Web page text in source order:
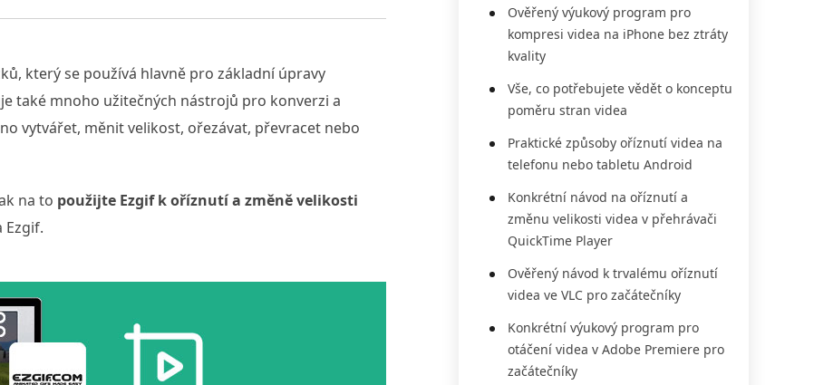
který se používá hlavně pro základní úpravy
také mnoho užitečných nástrojů pro konverzi a
vytvářet, měnit velikost, ořezávat, převracet nebo
na to použijte Ezgif k oříznutí a změně velikosti
Ezgif.
Ověřený výukový program pro
kompresi videa na iPhone bez ztráty
kvality
Vše, co potřebujete vědět o konceptu
poměru stran videa
Praktické způsoby oříznutí videa na
telefonu nebo tabletu Android
Konkrétní návod na oříznutí a
změnu velikosti videa v přehrávači
QuickTime Player
Ověřený návod k trvalému oříznutí
videa ve VLC pro začátečníky
Konkrétní výukový program pro
otáčení videa v Adobe Premiere pro
začátečníky